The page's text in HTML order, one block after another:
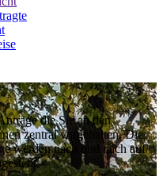
die Sie an den
zentral vorgehalten. Die
werden nach und nach auf